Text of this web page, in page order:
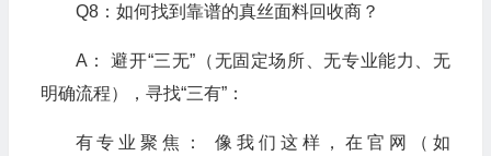
Q8：如何找到靠谱的真丝面料回收商？
A： 避开“三无”（无固定场所、无专业能力、无
明确流程），寻找“三有”：
有专业聚焦： 像我们这样，在官网（如